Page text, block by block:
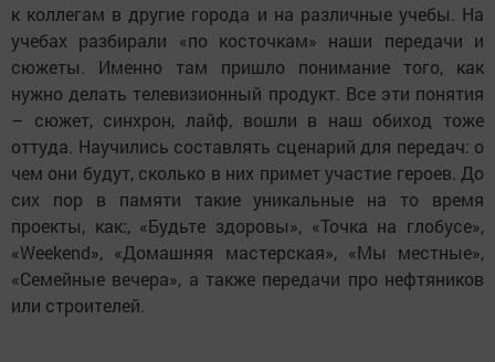
к коллегам в другие города и на различные учебы. На
учебах разбирали «по косточкам» наши передачи и
сюжеты. Именно там пришло понимание того, как
нужно делать телевизионный продукт. Все эти понятия
– сюжет, синхрон, лайф, вошли в наш обиход тоже
оттуда. Научились составлять сценарий для передач: о
чем они будут, сколько в них примет участие героев. До
сих пор в памяти такие уникальные на то время
проекты, как:, «Будьте здоровы», «Точка на глобусе»,
«Weekend», «Домашняя мастерская», «Мы местные»,
«Семейные вечера», а также передачи про нефтяников
или строителей.